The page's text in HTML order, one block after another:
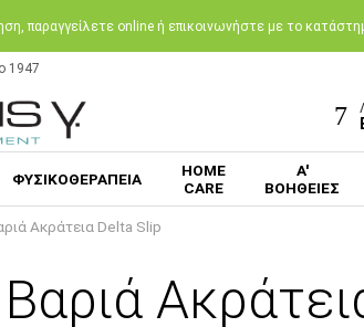
παραγγείλετε online ή επικοινωνήστε με το
1947
ΦΥΣΙΚΟΘΕΡΑΠΕΙΑ
HOME
CARE
Α'
ΒΟΗΘΕΙΕΣ
Ακράτεια Delta Slip